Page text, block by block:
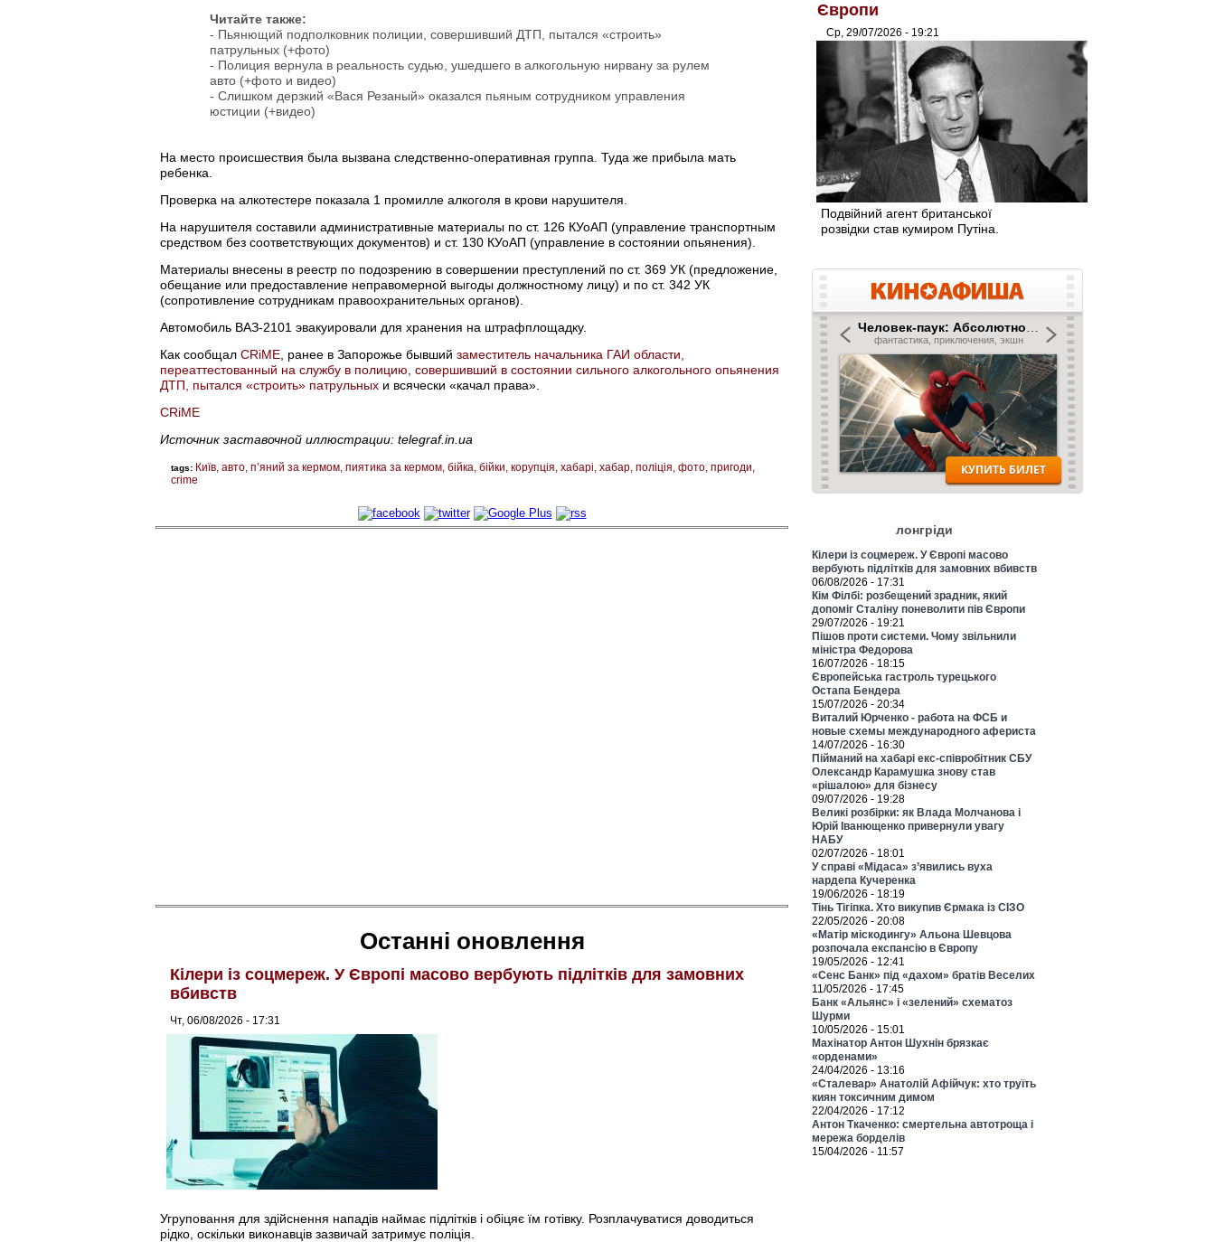
Читайте также:
- Пьянющий подполковник полиции, совершивший ДТП, пытался «строить»
патрульных (+фото)
- Полиция вернула в реальность судью, ушедшего в алкогольную нирвану за рулем
авто (+фото и видео)
- Слишком дерзкий «Вася Резаный» оказался пьяным сотрудником управления
юстиции (+видео)
На место происшествия была вызвана следственно-оперативная группа. Туда же прибыла мать
ребенка.
Проверка на алкотестере показала 1 промилле алкоголя в крови нарушителя.
На нарушителя составили административные материалы по ст. 126 КУоАП (управление транспортным
средством без соответствующих документов) и ст. 130 КУоАП (управление в состоянии опьянения).
Материалы внесены в реестр по подозрению в совершении преступлений по ст. 369 УК (предложение,
обещание или предоставление неправомерной выгоды должностному лицу) и по ст. 342 УК
(сопротивление сотрудникам правоохранительных органов).
Автомобиль ВАЗ-2101 эвакуировали для хранения на штрафплощадку.
Как сообщал CRiME , ранее в Запорожье бывший заместитель начальника ГАИ области,
переаттестованный на службу в полицию, совершивший в состоянии сильного алкогольного опьянения
ДТП, пытался «строить» патрульных и всячески «качал права».
CRiME
Источник заставочной иллюстрации: telegraf.in.ua
tags: Київ авто п’яний за кермом пиятика за кермом бійка бійки корупція хабарі хабар поліція фото пригоди
crime
Останні оновлення
Кілери із соцмереж. У Європі масово вербують підлітків для замовних
вбивств
Чт, 06/08/2026 - 17:31
Угруповання для здійснення нападів наймає підлітків і обіцяє їм готівку. Розплачуватися доводиться
рідко, оскільки виконавців зазвичай затримує поліція.
Європи
Ср, 29/07/2026 - 19:21
Подвійний агент британської
розвідки став кумиром Путіна.
лонгріди
Кілери із соцмереж. У Європі масово
вербують підлітків для замовних вбивств
06/08/2026 - 17:31
Кім Філбі: розбещений зрадник, який
допоміг Сталіну поневолити пів Європи
29/07/2026 - 19:21
Пішов проти системи. Чому звільнили
міністра Федорова
16/07/2026 - 18:15
Європейська гастроль турецького
Остапа Бендера
15/07/2026 - 20:34
Виталий Юрченко - работа на ФСБ и
новые схемы международного афериста
14/07/2026 - 16:30
Пійманий на хабарі екс-співробітник СБУ
Олександр Карамушка знову став
«рішалою» для бізнесу
09/07/2026 - 19:28
Великі розбірки: як Влада Молчанова і
Юрій Іванющенко привернули увагу
НАБУ
02/07/2026 - 18:01
У справі «Мідаса» з’явились вуха
нардепа Кучеренка
19/06/2026 - 18:19
Тінь Тігіпка. Хто викупив Єрмака із СІЗО
22/05/2026 - 20:08
«Матір міскодингу» Альона Шевцова
розпочала експансію в Європу
19/05/2026 - 12:41
«Сенс Банк» під «дахом» братів Веселих
11/05/2026 - 17:45
Банк «Альянс» і «зелений» схематоз
Шурми
10/05/2026 - 15:01
Махінатор Антон Шухнін брязкає
«орденами»
24/04/2026 - 13:16
«Сталевар» Анатолій Афійчук: хто труїть
киян токсичним димом
22/04/2026 - 17:12
Антон Ткаченко: смертельна автотроща і
мережа борделів
15/04/2026 - 11:57